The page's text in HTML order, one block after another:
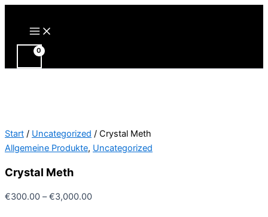
Main
Menu
Start / Uncategorized / Crystal Meth
Allgemeine Produkte, Uncategorized
Crystal Meth
€300.00 –€3,000.00Preisspanne: